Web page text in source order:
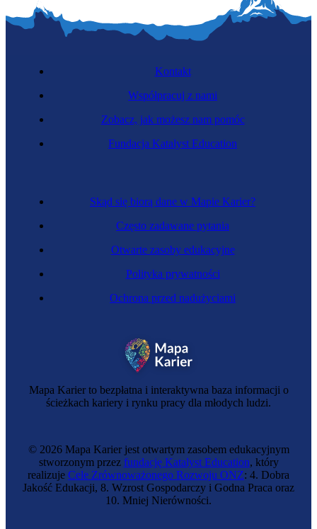
Zawód regulowany
Kapitan statku
Kontroler ruchu lotniczego
Mapa Karier to bezpłatna i interaktywna baza informacji o
ścieżkach kariery i rynku pracy dla młodych ludzi.
Skąd się biorą dane w Mapie Karier?
Często zadawane pytania
Otwarte zasoby edukacyjne
Polityka prywatności
Ochrona przed nadużyciami
Kontakt
Współpracuj z nami
Zobacz, jak możesz nam pomóc
Fundacja Katalyst Education
© 2026 Mapa Karier jest otwartym zasobem edukacyjnym
stworzonym przez fundację Katalyst Education, który
realizuje Cele Zrównoważonego Rozwoju ONZ: 4. Dobra
Jakość Edukacji, 8. Wzrost Gospodarczy i Godna Praca oraz
10. Mniej Nierówności.